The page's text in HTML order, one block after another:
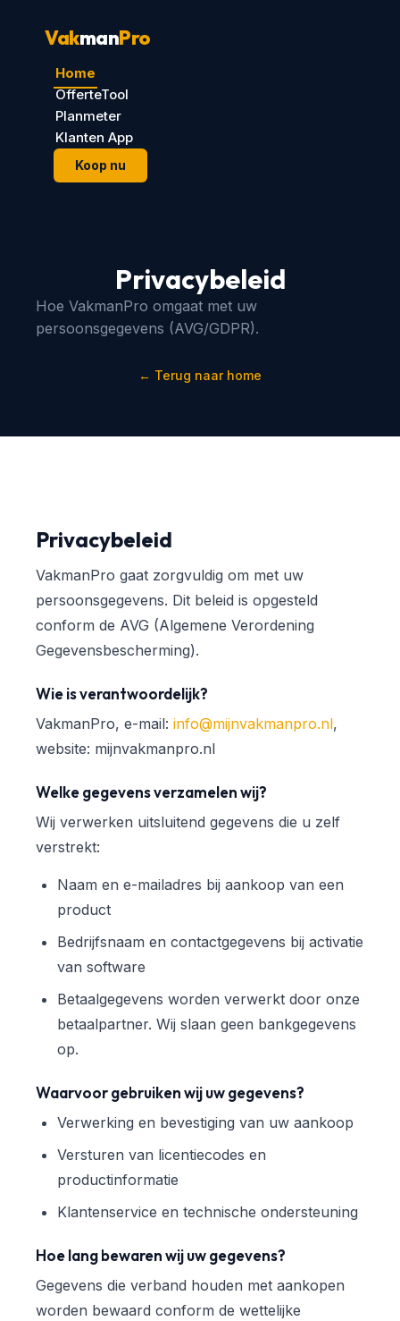
VakmanPro
Home
OfferteTool
Planmeter
Klanten App
Koop nu
Privacybeleid
Hoe VakmanPro omgaat met uw
persoonsgegevens (AVG/GDPR).
← Terug naar home
Privacybeleid
VakmanPro gaat zorgvuldig om met uw
persoonsgegevens. Dit beleid is opgesteld
conform de AVG (Algemene Verordening
Gegevensbescherming).
Wie is verantwoordelijk?
VakmanPro, e-mail: info@mijnvakmanpro.nl,
website: mijnvakmanpro.nl
Welke gegevens verzamelen wij?
Wij verwerken uitsluitend gegevens die u zelf
verstrekt:
Naam en e-mailadres bij aankoop van een
product
Bedrijfsnaam en contactgegevens bij activatie
van software
Betaalgegevens worden verwerkt door onze
betaalpartner. Wij slaan geen bankgegevens
op.
Waarvoor gebruiken wij uw gegevens?
Verwerking en bevestiging van uw aankoop
Versturen van licentiecodes en
productinformatie
Klantenservice en technische ondersteuning
Hoe lang bewaren wij uw gegevens?
Gegevens die verband houden met aankopen
worden bewaard conform de wettelijke